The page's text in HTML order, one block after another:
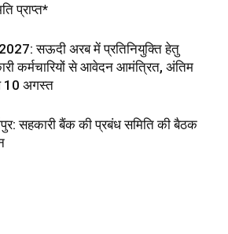
प्राप्त*
सऊदी अरब में प्रतिनियुक्ति हेतु
कर्मचारियों से आवेदन आमंत्रित, अंतिम
10 अगस्त
सहकारी बैंक की प्रबंध समिति की बैठक